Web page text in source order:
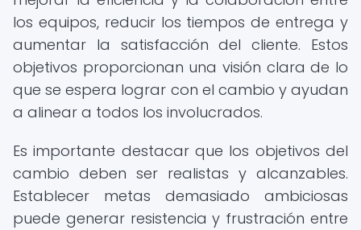
los equipos, reducir los tiempos de entrega y
aumentar la satisfacción del cliente. Estos
objetivos proporcionan una visión clara de lo
que se espera lograr con el cambio y ayudan
a alinear a todos los involucrados.
Es importante destacar que los objetivos del
cambio deben ser realistas y alcanzables.
Establecer metas demasiado ambiciosas
puede generar resistencia y frustración entre